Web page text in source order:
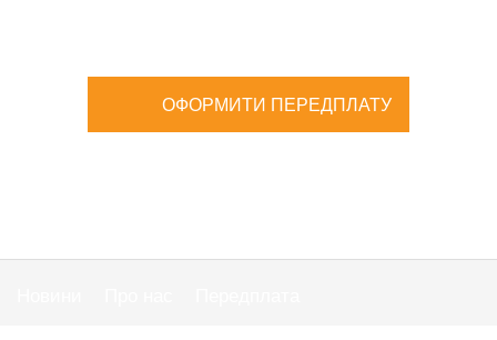
ОФОРМИТИ ПЕРЕДПЛАТУ